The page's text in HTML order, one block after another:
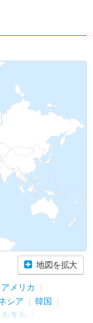
地図を拡大
アメリカ
シア
韓国
タル